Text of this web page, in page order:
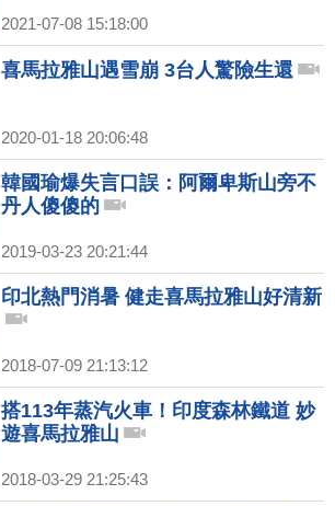
2021-07-08 15:18:00
喜馬拉雅山遇雪崩 3台人驚險生還
2020-01-18 20:06:48
韓國瑜爆失言口誤：阿爾卑斯山旁不
丹人傻傻的
2019-03-23 20:21:44
印北熱門消暑 健走喜馬拉雅山好清新
2018-07-09 21:13:12
搭113年蒸汽火車！印度森林鐵道 妙
遊喜馬拉雅山
2018-03-29 21:25:43